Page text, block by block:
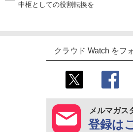
中枢としての役割転換を
クラウド Watch をフ
メルマガス
登録は